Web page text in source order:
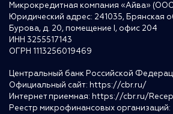
Микрокредитная компания «Айва»
Юридический адрес: 241035, Брянская
Бурова, д. 20, помещение I, офис 204
ИНН 3255517143
ОГРН 1113256019469
Центральный банк Российской
Официальный сайт: https://cbr.ru/
Интернет приемная: https://cbr.ru/
Реестр микрофинансовых организаций: